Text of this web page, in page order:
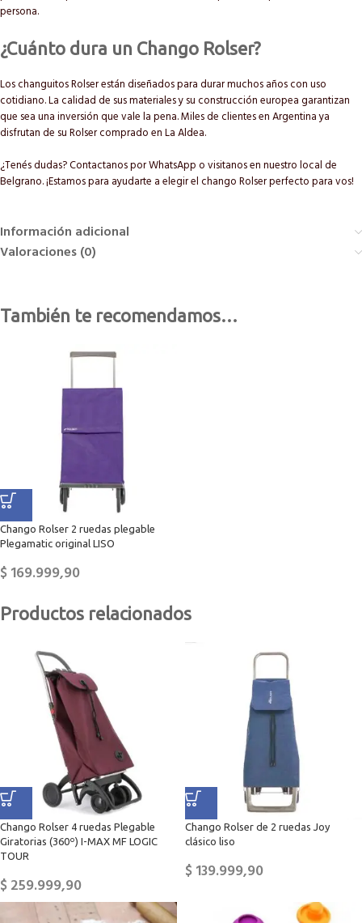
persona.
¿Cuánto dura un Chango Rolser?
Los changuitos Rolser están diseñados para durar muchos años con uso
cotidiano. La calidad de sus materiales y su construcción europea garantizan
que sea una inversión que vale la pena. Miles de clientes en Argentina ya
disfrutan de su Rolser comprado en La Aldea.
¿Tenés dudas? Contactanos por WhatsApp o visitanos en nuestro local de
Belgrano. ¡Estamos para ayudarte a elegir el chango Rolser perfecto para vos!
Información adicional
Valoraciones (0)
También te recomendamos…
Chango Rolser 2 ruedas plegable
Plegamatic original LISO
$169.999,90
Productos relacionados
Chango Rolser 4 ruedas Plegable
Giratorias (360º) I-MAX MF LOGIC
TOUR
$259.999,90
Chango Rolser de 2 ruedas Joy
clásico liso
$139.999,90